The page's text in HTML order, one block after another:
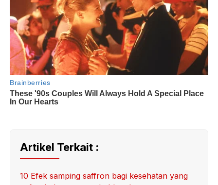
Artikel Terkait :
10 Efek samping saffron bagi kesehatan yang